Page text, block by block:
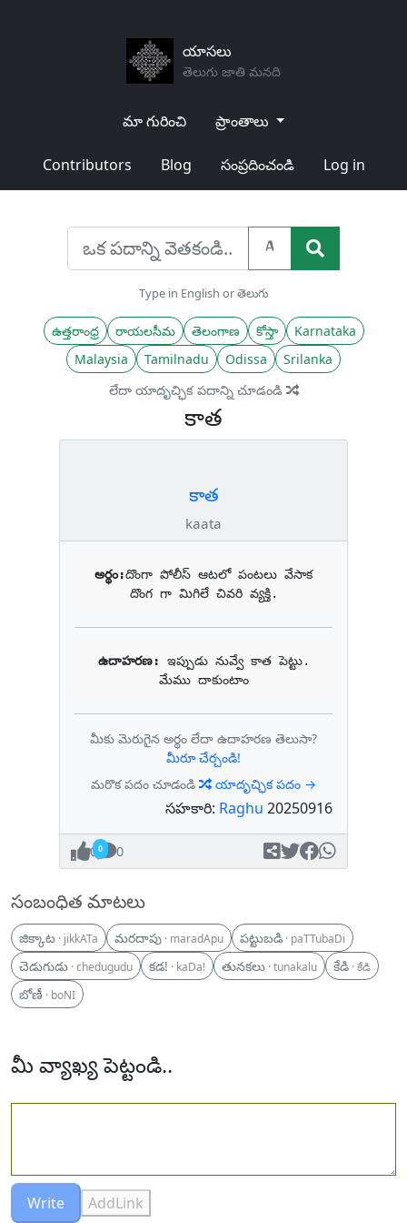
యాసలు
తెలుగు జాతి మనది
మా గురించి ప్రాంతాలు
Contributors Blog సంప్రదించండి Log in
A
Type in English or తెలుగు
ఉత్తరాంధ్ర రాయలసీమ తెలంగాణ కోస్తా
Karnataka
Malaysia
Tamilnadu Odissa
Srilanka
లేదా యాదృచ్ఛిక పదాన్ని చూడండి
కాత
కాత
kaata
అర్థం:దొంగా పోలీస్ ఆటలో పంటలు వేసాక
దొంగ గా మిగిలే చివరి వ్యక్తి.
ఉదాహరణ: ఇప్పుడు నువ్వే కాత పెట్టు.
మేము దాకుంటాం
మీకు మెరుగైన అర్థం లేదా ఉదాహరణ తెలుసా?
మీరూ చేర్చండి!
మరొక పదం చూడండి
యాదృచ్ఛిక పదం →
సహకారి: Raghu 20250916
0 0
సంబంధిత మాటలు
జిక్కాట · jikkATa మరదాపు · maradApu పట్టుబడి · paTTubaDi
చెడుగుడు · chedugudu కడ! · kaDa! తునకలు · tunakalu కేడి · కేడి
బోణీ · boNI
మీ వ్యాఖ్య పెట్టండి..
Write AddLink